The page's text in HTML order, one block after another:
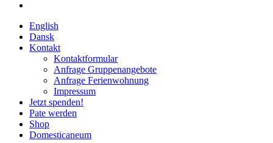
English
Dansk
Kontakt
Kontaktformular
Anfrage Gruppenangebote
Anfrage Ferienwohnung
Impressum
Jetzt spenden!
Pate werden
Shop
Domesticaneum